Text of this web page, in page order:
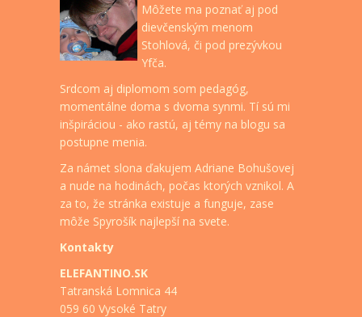
Môžete ma poznať aj pod
dievčenským menom
Stohlová, či pod prezývkou
Yfča.
Srdcom aj diplomom som pedagóg,
momentálne doma s dvoma synmi. Tí sú mi
inšpiráciou - ako rastú, aj témy na blogu sa
postupne menia.
Za námet slona ďakujem Adriane Bohušovej
a nude na hodinách, počas ktorých vznikol. A
za to, že stránka existuje a funguje, zase
môže Spyrošík najlepší na svete.
Kontakty
ELEFANTINO.SK
Tatranská Lomnica 44
059 60 Vysoké Tatry